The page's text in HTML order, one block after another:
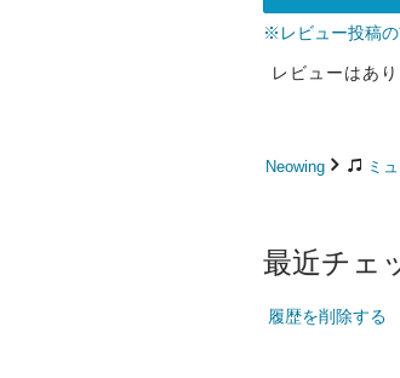
※レビュー投稿
レビューはあ
Neowing ミ
最近チェ
履歴を削除する